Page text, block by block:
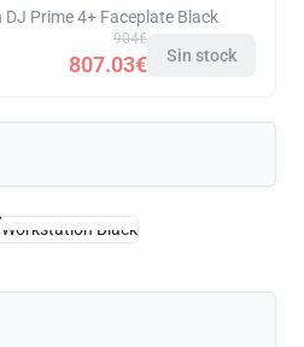
Prime 4+ Faceplate Black
904€
807.03€ Sin stock